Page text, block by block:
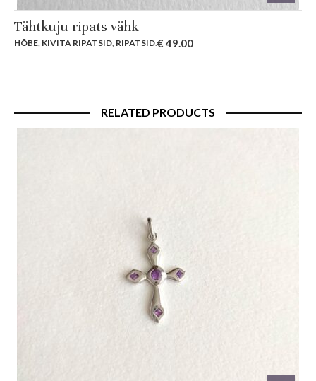
Tähtkuju ripats vähk
HÕBE KIVITA RIPATSID RIPATSID.€49.00
RELATED PRODUCTS